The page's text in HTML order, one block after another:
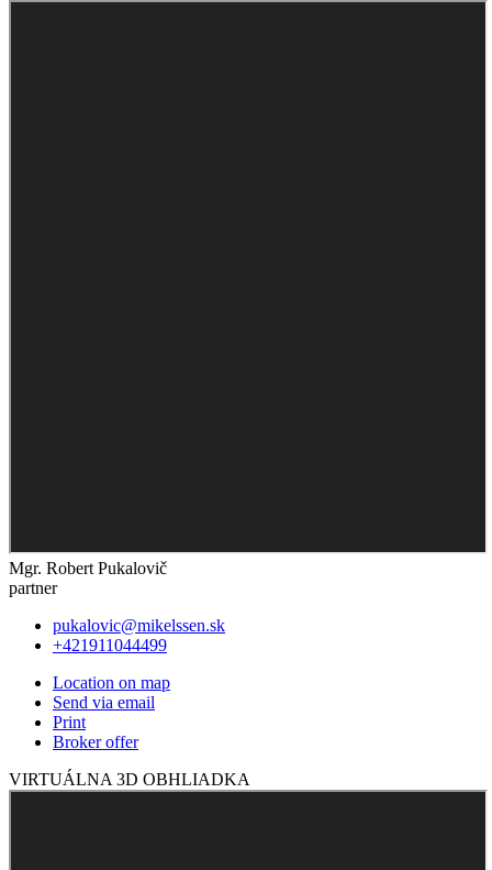
Mgr. Robert Pukalovič
partner
pukalovic@mikelssen.sk
+421911044499
Location on map
Send via email
Print
Broker offer
VIRTUÁLNA 3D OBHLIADKA